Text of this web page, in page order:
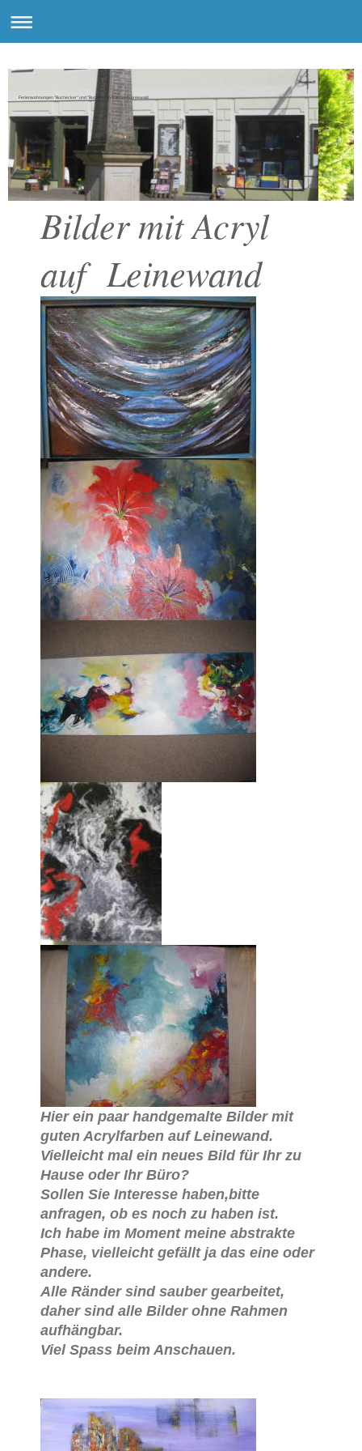
Ferienwohnungen "Buchecker" und "Buchfink" in Lübben/Spreewald
Bilder mit Acryl
auf Leinewand
Hier ein paar handgemalte Bilder mit
guten Acrylfarben auf Leinewand.
Vielleicht mal ein neues Bild für Ihr zu
Hause oder Ihr Büro?
Sollen Sie Interesse haben,bitte
anfragen, ob es noch zu haben ist.
Ich habe im Moment meine abstrakte
Phase, vielleicht gefällt ja das eine oder
andere.
Alle Ränder sind sauber gearbeitet,
daher sind alle Bilder ohne Rahmen
aufhängbar.
Viel Spass beim Anschauen.